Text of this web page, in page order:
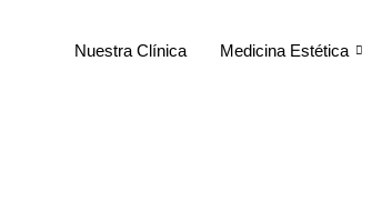
Nuestra Clínica Medicina Estética